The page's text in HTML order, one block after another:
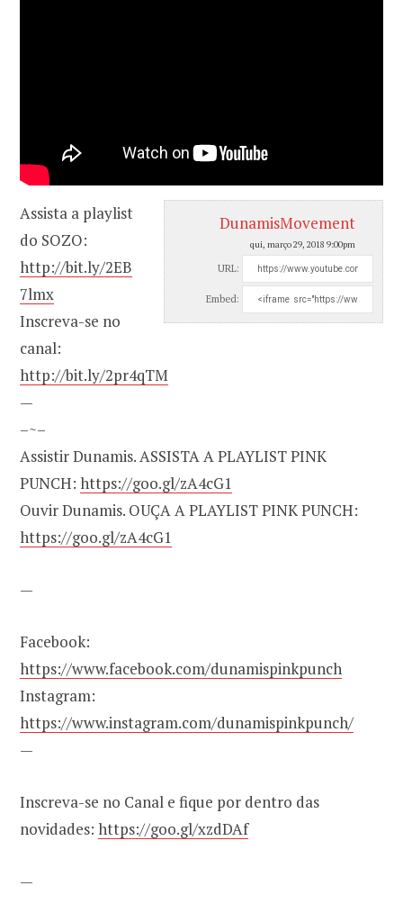
DunamisMovement
qui, março 29, 2018 9:00pm
URL:
Embed:
Assista a playlist
do SOZO:
http://bit.ly/2EB
7lmx
Inscreva-se no
canal:
http://bit.ly/2pr4qTM
—
–~–
Assistir Dunamis. ASSISTA A PLAYLIST PINK
PUNCH: https://goo.gl/zA4cG1
Ouvir Dunamis. OUÇA A PLAYLIST PINK PUNCH:
https://goo.gl/zA4cG1
—
Facebook:
https://www.facebook.com/dunamispinkpunch
Instagram:
https://www.instagram.com/dunamispinkpunch/
—
Inscreva-se no Canal e fique por dentro das
novidades: https://goo.gl/xzdDAf
—